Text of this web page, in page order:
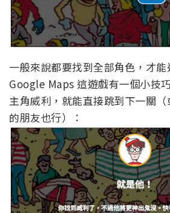
一般來說都要找到全部角色，才
Google Maps 這遊戲有一個小技
主角威利，就能直接跳到下一關
的朋友也行）：